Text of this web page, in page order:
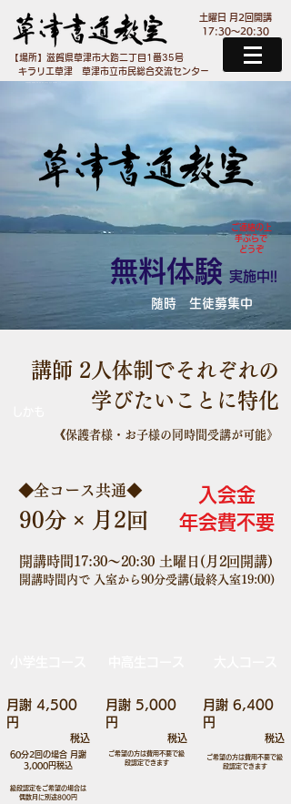
​土曜日 月2回開講
17:30～20:30
​【場所】滋賀県草津市大路二丁目1番35号
​キラリエ草津 草津市立市民総合交流センター
​実施中!!
ご連絡の上
​手ぶらで
どうぞ
​随時 生徒募集中
​無料体験
​講師 2人体制でそれぞれの
学びたいことに特化
​《保護者様・お子様の同時間受講が可能》
​◆全コース共通◆
​90分 × 月2回
開講時間17:30～20:30 土曜日(月2回開講)​
開講時間内で 入室から90分受講(最終入室19:00)​
​入会金
年会費不要
​月謝 4,500
円
​税込
​級段認定をご希望の場合は
偶数月に別途800円
60分2回の場合 月謝
3,000円税込
​月謝 5,000
円
​税込
​ご希望の方は費用不要で級
段認定できます
​月謝 6,400
円
​税込
​ご希望の方は費用不要で級
段認定できます